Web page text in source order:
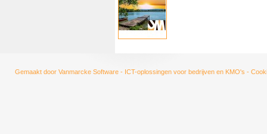
Gemaakt door Vanmarcke Software - ICT-oplossingen voor bedrijven en KMO's -